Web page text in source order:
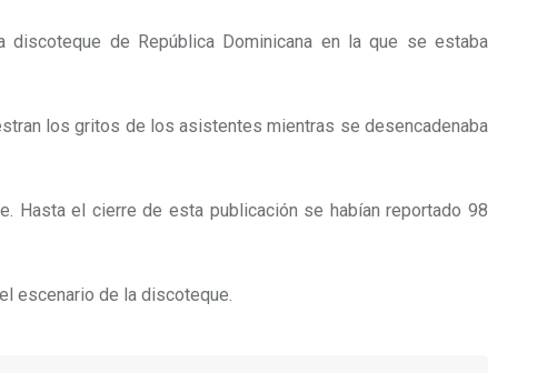
de República Dominicana en la que se estaba
los gritos de los asistentes mientras se desencadenaba
Hasta el cierre de esta publicación se habían reportado 98
escenario de la discoteque.